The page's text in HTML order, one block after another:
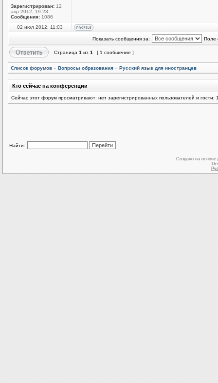
Зарегистрирован: 12
апр 2012, 19:23
Сообщения: 1086
02 июл 2012, 11:03
Показать сообщения за: Поле
Страница 1 из 1 [ 1 сообщение ]
Список форумов » Вопросы образования » Русский язык для иностранцев
Кто сейчас на конференции
Сейчас этот форум просматривают: нет зарегистрированных пользователей и гости:
Найти:
Создано на основе